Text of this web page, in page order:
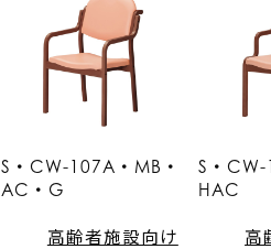
S・CW-107A・MB・
AC・G
高齢者施設向け
S・
HAC
高